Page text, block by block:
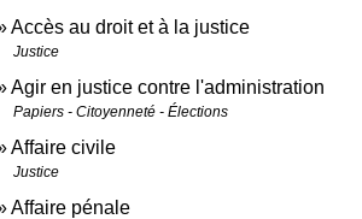
Accès au droit et à la justice
Justice
Agir en justice contre l'administration
Papiers - Citoyenneté - Élections
Affaire civile
Justice
Affaire pénale